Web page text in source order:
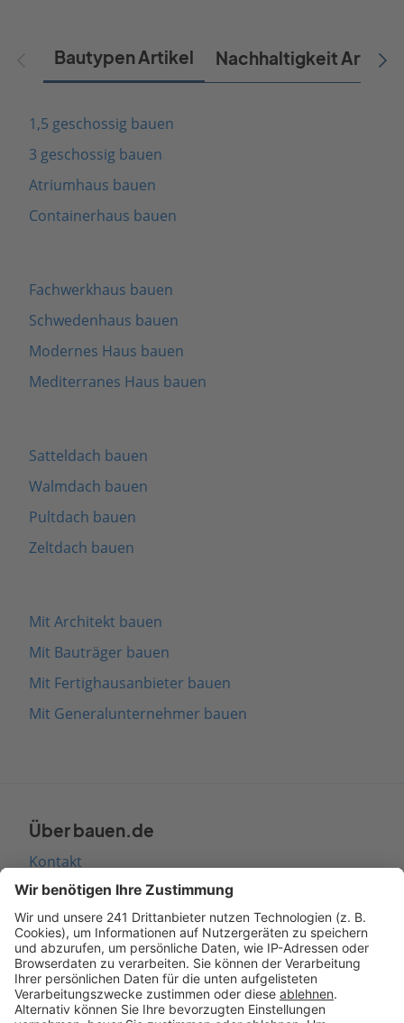
Bautypen Artikel Nachhaltigkeit Artikel
1,5 geschossig bauen
3 geschossig bauen
Atriumhaus bauen
Containerhaus bauen
Fachwerkhaus bauen
Schwedenhaus bauen
Modernes Haus bauen
Mediterranes Haus bauen
Satteldach bauen
Walmdach bauen
Pultdach bauen
Zeltdach bauen
Mit Architekt bauen
Mit Bauträger bauen
Mit Fertighausanbieter bauen
Mit Generalunternehmer bauen
Über bauen.de
Kontakt
Seitenaufbau
Barrierefreiheit
Cookie Einstellungen
Rechtliches